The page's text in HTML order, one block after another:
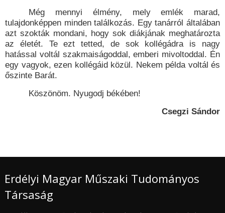
Még mennyi élmény, mely emlék marad,
tulajdonképpen minden találkozás. Egy tanárról általában
azt szokták mondani, hogy sok diákjának meghatározta
az életét. Te ezt tetted, de sok kollégádra is nagy
hatással voltál szakmaiságoddal, emberi mivoltoddal. Én
egy vagyok, ezen kollégáid közül. Nekem példa voltál és
őszinte Barát.
Köszönöm. Nyugodj békében!
Csegzi Sándor
Erdélyi Magyar Műszaki Tudományos
Társaság